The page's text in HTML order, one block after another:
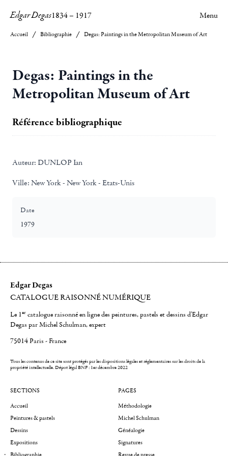
Edgar Degas1834– 1917 Menu
Accueil Bibliographie Degas: Paintings in the Metropolitan Museum of Art
Degas: Paintings in the
Metropolitan Museum of Art
Référence bibliographique
Auteur: DUNLOP Ian
Ville: New York - New York - Etats-Unis
Date
1979
Edgar Degas
CATALOGUE RAISONNÉ NUMÉRIQUE
Le 1er catalogue raisonné en ligne des peintures, pastels et dessins d'Edgar
Degas par Michel Schulman, expert
75014 Paris - France
Tous les contenus de ce site sont protégés par les dispositions légales et réglementaires sur les droits de la
propriété intellectuelle.Dépot légal BNF : 1er décembre 2022
SECTIONS
Accueil
Peintures & pastels
Dessins
Expositions
PAGES
Méthodologie
Michel Schulman
Généalogie
Signatures